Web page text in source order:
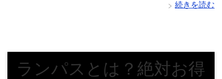
続きを読む
ランパスとは？絶対お得